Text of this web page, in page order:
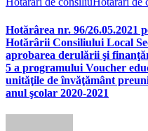
Hotărârea nr. 96/26.05.2021
Hotărârii Consiliului Local
aprobarea derulării şi
5 a programului Voucher
unităţile de învăţământ
anul şcolar 2020-2021